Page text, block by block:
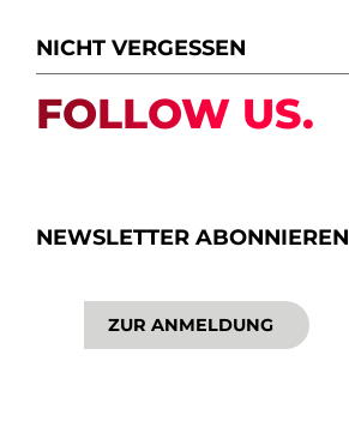
NICHT VERGESSEN
FOLLOW US.
NEWSLETTER ABONNIEREN
ZUR ANMELDUNG